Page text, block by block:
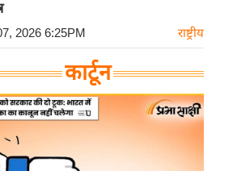
2026 6:25PM राष्ट्रीय
कार्टून